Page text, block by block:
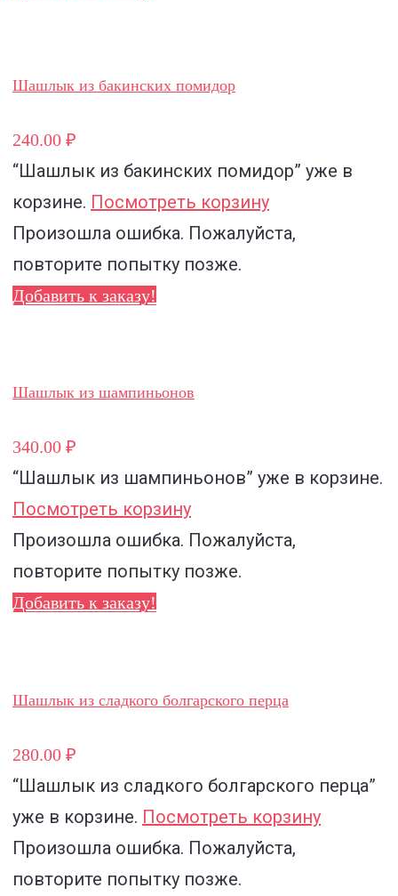
Шашлык из бакинских помидор
240.00 ₽
“Шашлык из бакинских помидор” уже в
корзине. Посмотреть корзину
Произошла ошибка. Пожалуйста,
повторите попытку позже.
Добавить к заказу!
Шашлык из шампиньонов
340.00 ₽
“Шашлык из шампиньонов” уже в корзине.
Посмотреть корзину
Произошла ошибка. Пожалуйста,
повторите попытку позже.
Добавить к заказу!
Шашлык из сладкого болгарского перца
280.00 ₽
“Шашлык из сладкого болгарского перца”
уже в корзине. Посмотреть корзину
Произошла ошибка. Пожалуйста,
повторите попытку позже.